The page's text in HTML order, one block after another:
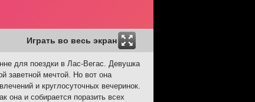
Играть во весь экран
для поездки в Лас-Вегас. Девушка
заветной мечтой. Но вот она
и круглосуточных вечеринок.
она и собирается поразить всех